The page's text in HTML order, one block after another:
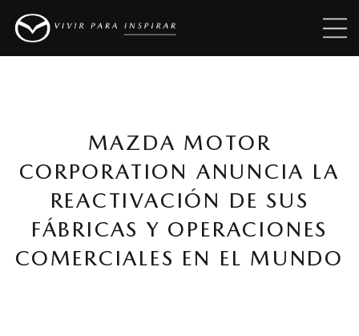
MAZDA MOTOR
CORPORATION ANUNCIA LA
REACTIVACIÓN DE SUS
FÁBRICAS Y OPERACIONES
COMERCIALES EN EL MUNDO